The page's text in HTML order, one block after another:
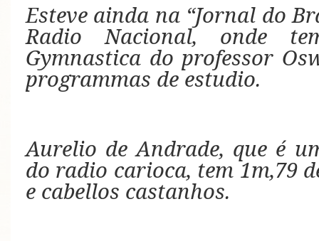
Esteve ainda na “Jornal do
Radio Nacional, onde
Gymnastica do professor
programmas de estudio.
Aurelio de Andrade, que é
do radio carioca, tem 1m,79
e cabellos castanhos.